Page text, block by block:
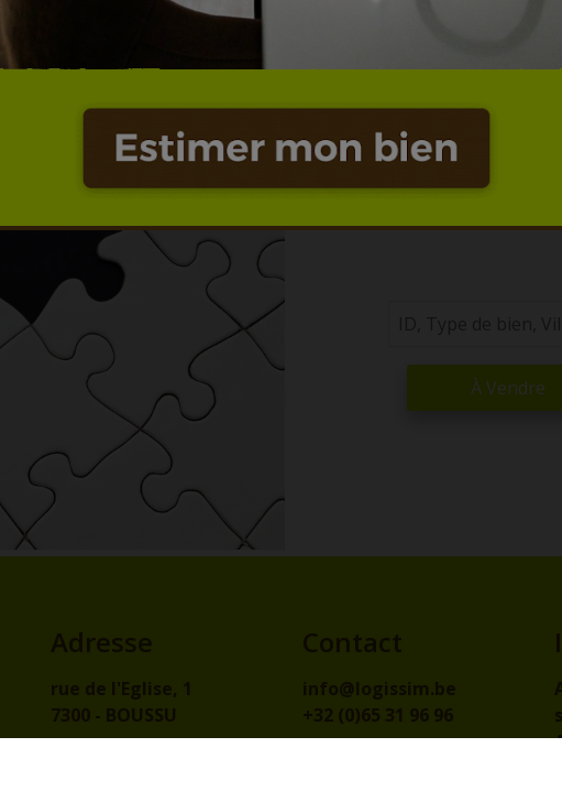
Oups,
À Vendre
Adresse
rue de l'Eglise, 1
7300 - BOUSSU
Contact
info@logissim.be
+32 (0)65 31 96 96